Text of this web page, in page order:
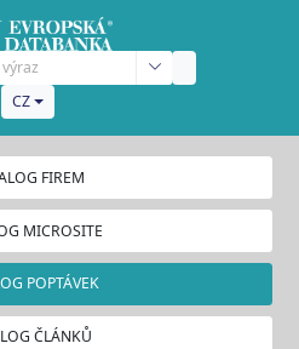
CZ
FIREM
MICROSITE
POPTÁVEK
ČLÁNKŮ